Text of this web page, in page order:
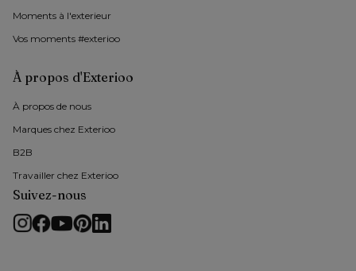
Moments à l'exterieur
Vos moments #exterioo
À propos d'Exterioo
À propos de nous
Marques chez Exterioo
B2B
Travailler chez Exterioo
Suivez-nous